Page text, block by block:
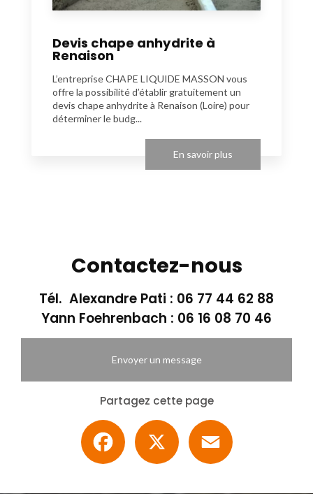
Devis chape anhydrite à
Renaison
L’entreprise CHAPE LIQUIDE MASSON vous
offre la possibilité d’établir gratuitement un
devis chape anhydrite à Renaison (Loire) pour
déterminer le budg...
En savoir plus
Contactez-nous
Tél. Alexandre Pati : 06 77 44 62 88
Yann Foehrenbach : 06 16 08 70 46
Envoyer un message
Partagez cette page
Facebook